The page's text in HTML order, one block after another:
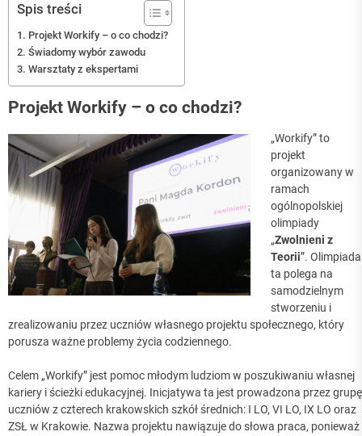
Spis treści
Projekt Workify – o co chodzi?
Świadomy wybór zawodu
Warsztaty z ekspertami
Projekt Workify – o co chodzi?
„Workify” to
projekt
organizowany w
ramach
ogólnopolskiej
olimpiady
„Zwolnieni z
Teorii”. Olimpiada
ta polega na
samodzielnym
stworzeniu i
zrealizowaniu przez uczniów własnego projektu społecznego, który
porusza ważne problemy życia codziennego.
Celem „Workify” jest pomoc młodym ludziom w poszukiwaniu własnej
kariery i ścieżki edukacyjnej. Inicjatywa ta jest prowadzona przez grupę
uczniów z czterech krakowskich szkół średnich: I LO, VI LO, IX LO oraz
ZSŁ w Krakowie. Nazwa projektu nawiązuje do słowa praca, ponieważ